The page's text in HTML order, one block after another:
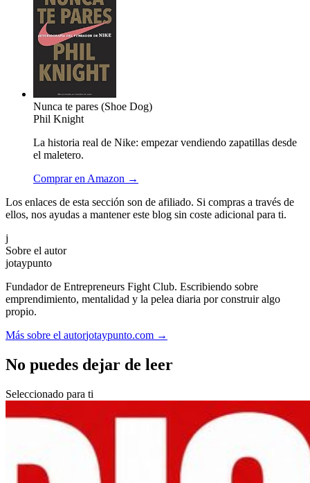
Nunca te pares (Shoe Dog)
Phil Knight
La historia real de Nike: empezar vendiendo zapatillas desde
el maletero.
Comprar en Amazon →
Los enlaces de esta sección son de afiliado. Si compras a través de
ellos, nos ayudas a mantener este blog sin coste adicional para ti.
j
Sobre el autor
jotaypunto
Fundador de Entrepreneurs Fight Club. Escribiendo sobre
emprendimiento, mentalidad y la pelea diaria por construir algo
propio.
Más sobre el autorjotaypunto.com →
No puedes dejar de leer
Seleccionado para ti